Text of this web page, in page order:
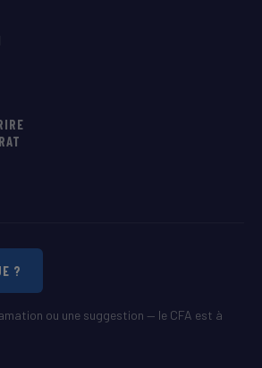
?
ou une suggestion — le CFA est à